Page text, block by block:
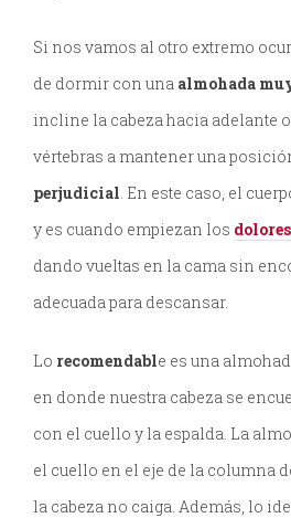
Si nos vamos al otro extremo
de dormir con una almohada
incline la cabeza hacia adelante
vértebras a mantener una
perjudicial. En este caso, el
y es cuando empiezan los dolores
dando vueltas en la cama sin
adecuada para descansar.
Lo recomendable es una
en donde nuestra cabeza se
con el cuello y la espalda. La
el cuello en el eje de la columna
la cabeza no caiga. Además, lo